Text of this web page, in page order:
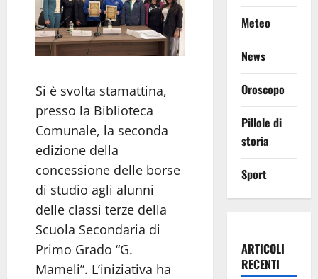
Si è svolta stamattina,
presso la Biblioteca
Comunale, la seconda
edizione della
concessione delle borse
di studio agli alunni
delle classi terze della
Scuola Secondaria di
Primo Grado “G.
Mameli”. L’iniziativa ha
Meteo
News
Oroscopo
Pillole di
storia
Sport
ARTICOLI
RECENTI